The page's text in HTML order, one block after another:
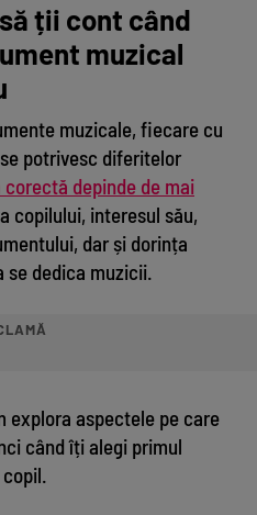
ții cont când
muzical
muzicale, fiecare cu
potrivesc diferitelor
corectă depinde de mai
copilului, interesul său,
dar și dorința
se dedica muzicii.
explora aspectele pe care
când îți alegi primul